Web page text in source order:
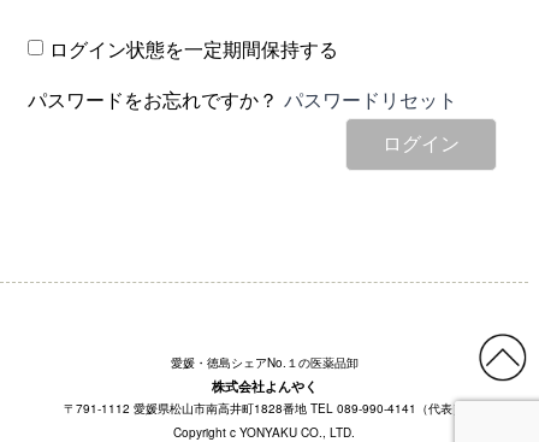
ログイン状態を一定期間保持する
パスワードをお忘れですか？パスワードリセット
ログイン
愛媛・徳島シェアNo.１の医薬品卸
株式会社よんやく
〒791-1112 愛媛県松山市南高井町1828番地 TEL 089-990-4141（代表）
Copyright c YONYAKU CO., LTD.